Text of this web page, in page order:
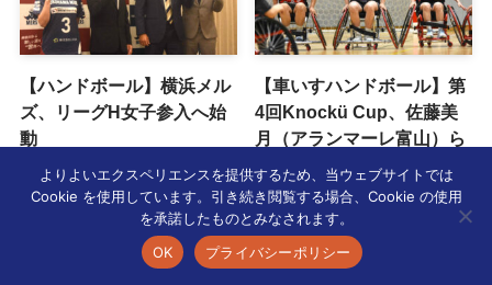
【ハンドボール】横浜メル
ズ、リーグH女子参入へ始
動
【車いすハンドボール】第
4回Knockü Cup、佐藤美
月（アランマーレ富山）ら
参戦
2026年8月2日
よりよいエクスペリエンスを提供するため、当ウェブサイトでは
Cookie を使用しています。引き続き閲覧する場合、Cookie の使用
を承諾したものとみなされます。
OK
プライバシーポリシー